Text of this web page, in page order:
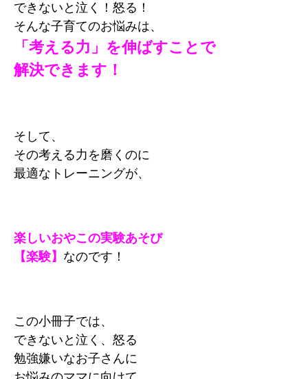
できないと泣く！怒る！
そんな子育てのお悩みは、
「考える力」を伸ばすことで
解決できます！
そして、
その考える力を磨くのに
最適なトレーニングが、
楽しいおやこの実験あそび
【楽験】 なのです！
この小冊子では、
できないと泣く、怒る
勉強嫌いなお子さんに